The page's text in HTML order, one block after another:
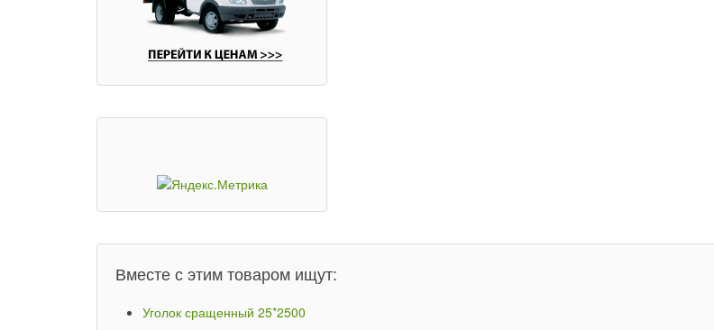
Вместе с этим товаром ищут:
Уголок сращенный 25*2500